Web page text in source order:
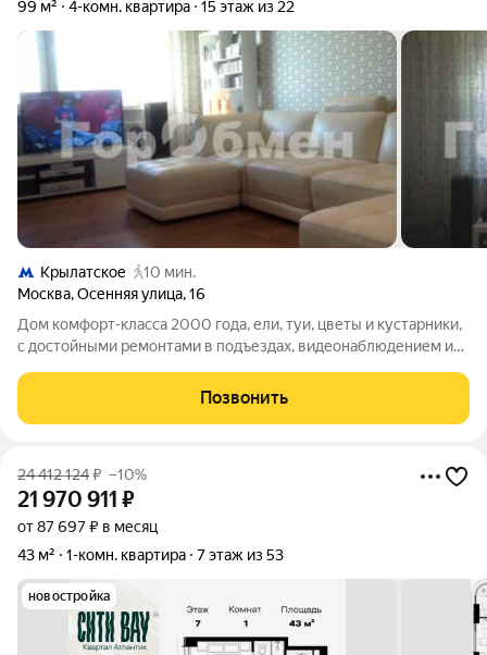
99 м² 4-комн. квартира 15 этаж из 22
Крылатское
10 мин.
Москва,Осенняя улица,16
Дом комфорт-класса 2000 года, ели, туи, цветы и кустарники,
с достойными ремонтами в подъездах, видеонаблюдением и
мягкими покрытиями. Квартира с шикарными видами на запад -
панорама горизонт
Позвонить
24 412 124₽ –10%
21 970 911 ₽
от 87 697 ₽ в месяц
43 м²
1-комн. квартира 7 этаж из 53
новостройка